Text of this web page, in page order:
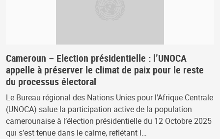
Cameroun – Election présidentielle : l’UNOCA
appelle à préserver le climat de paix pour le reste
du processus électoral
Le Bureau régional des Nations Unies pour l'Afrique Centrale
(UNOCA) salue la participation active de la population
camerounaise à l’élection présidentielle du 12 Octobre 2025
qui s’est tenue dans le calme, reflétant l…